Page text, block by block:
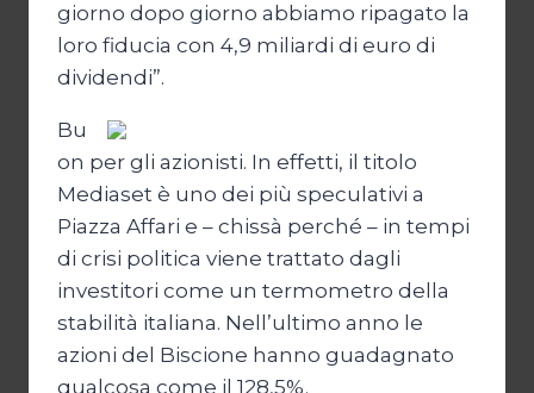
giorno dopo giorno abbiamo ripagato la
loro fiducia con 4,9 miliardi di euro di
dividendi”.
Bu
on per gli azionisti. In effetti, il titolo
Mediaset è uno dei più speculativi a
Piazza Affari e – chissà perché – in tempi
di crisi politica viene trattato dagli
investitori come un termometro della
stabilità italiana. Nell’ultimo anno le
azioni del Biscione hanno guadagnato
qualcosa come il 128,5%.